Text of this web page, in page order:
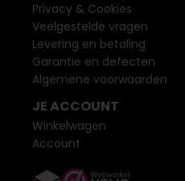
Privacy & Cookies
Veelgestelde vragen
Levering en betaling
Garantie en defecten
Algemene voorwaarden
JE ACCOUNT
Winkelwagen
Account